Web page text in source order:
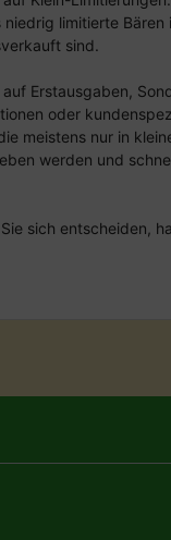
limitierte Bären
sind.
Erstausgaben,
oder
meistens nur in
werden und
sich entscheiden,